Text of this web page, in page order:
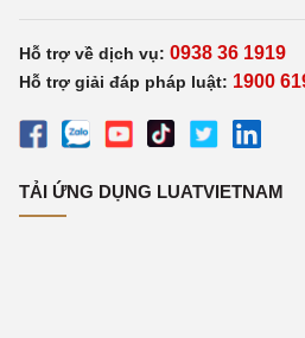
Hỗ trợ về dịch vụ: 0938 36 1919
Hỗ trợ giải đáp pháp luật: 1900
TẢI ỨNG DỤNG LUATVIETNAM